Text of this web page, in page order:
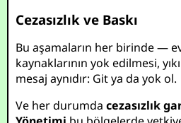
Cezasızlık ve Baskı
Bu aşamaların her birinde —
kaynaklarının yok edilmesi,
mesaj aynıdır: Git ya da yok ol.
Ve her durumdacezasızlık